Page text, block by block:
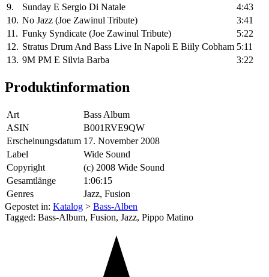
9.
Sunday E Sergio Di Natale
4:43
10. No Jazz (Joe Zawinul Tribute)
3:41
11. Funky Syndicate (Joe Zawinul Tribute)
5:22
12. Stratus Drum And Bass Live In Napoli E Biily Cobham 5:11
13. 9M PM E Silvia Barba 3:22
Produktinformation
Art
Bass Album
ASIN
B001RVE9QW
Erscheinungsdatum 17. November 2008
Label
Wide Sound
Copyright
(c) 2008 Wide Sound
Gesamtlänge
1:06:15
Genres
Jazz, Fusion
Gepostet in: Katalog > Bass-Alben
Tagged: Bass-Album, Fusion, Jazz, Pippo Matino